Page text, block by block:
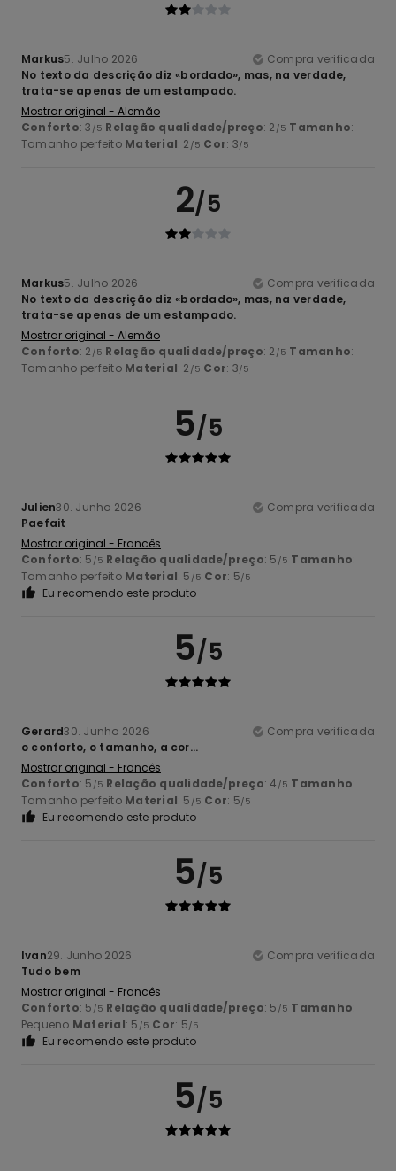
Markus5. Julho 2026
Compra verificada
No texto da descrição diz «bordado», mas, na verdade,
trata-se apenas de um estampado.
Mostrar original - Alemão
Conforto: 3 /5 Relação qualidade/preço: 2 /5 Tamanho:
Tamanho perfeito Material: 2 /5 Cor: 3/5
2/5
Markus5. Julho 2026
Compra verificada
No texto da descrição diz «bordado», mas, na verdade,
trata-se apenas de um estampado.
Mostrar original - Alemão
Conforto: 2 /5 Relação qualidade/preço: 2 /5 Tamanho:
Tamanho perfeito Material: 2 /5 Cor: 3/5
5/5
Julien30. Junho 2026
Compra verificada
Paefait
Mostrar original - Francês
Conforto: 5 /5 Relação qualidade/preço: 5 /5 Tamanho:
Tamanho perfeito Material: 5 /5 Cor: 5/5
Eu recomendo este produto
5/5
Gerard30. Junho 2026
Compra verificada
o conforto, o tamanho, a cor...
Mostrar original - Francês
Conforto: 5 /5 Relação qualidade/preço: 4 /5 Tamanho:
Tamanho perfeito Material: 5 /5 Cor: 5/5
Eu recomendo este produto
5/5
Ivan29. Junho 2026
Compra verificada
Tudo bem
Mostrar original - Francês
Conforto: 5 /5 Relação qualidade/preço: 5 /5 Tamanho:
Pequeno Material: 5 /5 Cor: 5/5
Eu recomendo este produto
5/5